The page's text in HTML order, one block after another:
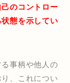
のコントロー
態を示してい
事柄や他人の
、これについ